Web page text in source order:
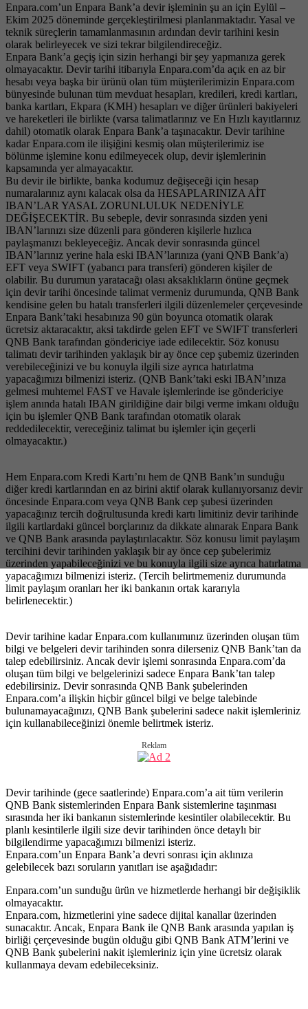
Enpara​.com’un Enpara Bank’a devir işleminin şu an için Eylül –
Ekim 2025 döneminde gerçekleştirilmesi planlanmaktadır. Yasal ve
teknik süreçlerin tamamlanmasının ardından devir tarihini kesin
olarak belirleyecek ve sizi tekrar bilgilendireceğiz.
Enpara Bank’a geçiş için sizin herhangi bir şey yapmanıza gerek
olmayacaktır. Devir tarihi itibarıyla Enpara.com’da açık en az bir
hesabı veya başka bir ürünü olan tüm müşterilerimizin Enpara.com
bünyesinde bulunan tüm mevduat hesapları, kredileri, kredi kartları,
banka kartları, Ekpara (KMH) hesapları ve diğer ürünleri bakiyeleri
ve hareketleri ile birlikte (varsa talimatlarınız ve En Hızlı kayıtlarınız
dahil) otomatik olarak Enpara Bank’a taşınacaktır. Devir tarihine
kadar Enpara​.com ile ilişiğini kesmiş olan müşterilerimiz ise
bölünme işlemine konu edilmeyecek olup, devir işlemlerinin
kapsamında yer almayacaktır.
Bu devir ile birlikte, banka kodumuz değişeceği için hesap
numaralarınız aynı kalacak olsa da HESAPLARINIZA AİT
IBAN’LAR YASAL ZORUNLULUK NEDENİYLE
DEĞİŞECEKTİR. Bu sebeple, devir sonrasında sizden yeni
IBAN’larınızı size düzenli para gönderen kişilerle hızlıca
paylaşmanızı bekleyeceğiz. Ancak devir sonrasında güncel
IBAN’larınız yerine hala eski IBAN’larınıza (yani QNB Bank’a)
EFT veya SWIFT (yabancı para transferi) gönderen kişiler de
olabilir. Bu durumun yaratacağı olası aksaklıkların önüne geçmek
için devir tarihi öncesinde talimat vermeniz durumunda, QNB Bank
kendisine gelen bu hatalı transferleri ilgili düzenlemeler çerçevesinde
Enpara Bank’taki hesabınıza 90 gün boyunca otomatik olarak
ücretsiz aktaracaktır, aksi takdirde gelen EFT ve SWIFT transferleri
QNB Bank tarafından göndericiye iade edilecektir. Söz konusu
talimatı devir tarihinden yaklaşık bir ay önce cep şubemiz üzerinden
verebileceğinizi ve bu konuyla ilgili size ayrıca hatırlatma
yapacağımızı bilmenizi isteriz. (QNB Bank’taki eski IBAN’ınıza
gelmesi muhtemel FAST ve Havale işlemlerinde ise göndericiye
işlem anında hatalı IBAN girildiğine dair bilgi verme imkanı olduğu
için bu işlemler QNB Bank tarafından otomatik olarak
reddedilecektir, vereceğiniz talimat bu işlemler için geçerli
olmayacaktır.)
Hem Enpara​.com Kredi Kartı’nı hem de QNB Bank’ın sunduğu
diğer kredi kartlarından en az birini aktif olarak kullanıyorsanız devir
öncesinde Enpara.com veya QNB Bank cep şubesi üzerinden
yapacağınız tercih doğrultusunda kredi kartı limitiniz devir tarihinde
ilgili kartlardaki güncel borçlarınız da dikkate alınarak Enpara Bank
ve QNB Bank arasında paylaştırılacaktır. Söz konusu limit paylaşım
tercihini devir tarihinden yaklaşık bir ay önce cep şubelerimiz
üzerinden yapabileceğinizi ve bu konuyla ilgili size ayrıca hatırlatma
yapacağımızı bilmenizi isteriz. (Tercih belirtmemeniz durumunda
limit paylaşım oranları her iki bankanın ortak kararıyla
belirlenecektir.)
Devir tarihine kadar Enpara​.com kullanımınız üzerinden oluşan tüm
bilgi ve belgeleri devir tarihinden sonra dilerseniz QNB Bank’tan da
talep edebilirsiniz. Ancak devir işlemi sonrasında Enpara.com’da
oluşan tüm bilgi ve belgelerinizi sadece Enpara Bank’tan talep
edebilirsiniz. Devir sonrasında QNB Bank şubelerinden
Enpara.com’a ilişkin hiçbir güncel bilgi ve belge talebinde
bulunamayacağınızı, QNB Bank şubelerini sadece nakit işlemleriniz
için kullanabileceğinizi önemle belirtmek isteriz.
Reklam
Devir tarihinde (gece saatlerinde) Enpara​.com’a ait tüm verilerin
QNB Bank sistemlerinden Enpara Bank sistemlerine taşınması
sırasında her iki bankanın sistemlerinde kesintiler olabilecektir. Bu
planlı kesintilerle ilgili size devir tarihinden önce detaylı bir
bilgilendirme yapacağımızı bilmenizi isteriz.
Enpara​.com’un Enpara Bank’a devri sonrası için aklınıza
gelebilecek bazı soruların yanıtları ise aşağıdadır:
Enpara​.com’un sunduğu ürün ve hizmetlerde herhangi bir değişiklik
olmayacaktır.
Enpara​.com, hizmetlerini yine sadece dijital kanallar üzerinden
sunacaktır. Ancak, Enpara Bank ile QNB Bank arasında yapılan iş
birliği çerçevesinde bugün olduğu gibi QNB Bank ATM’lerini ve
QNB Bank şubelerini nakit işlemleriniz için yine ücretsiz olarak
kullanmaya devam edebileceksiniz.